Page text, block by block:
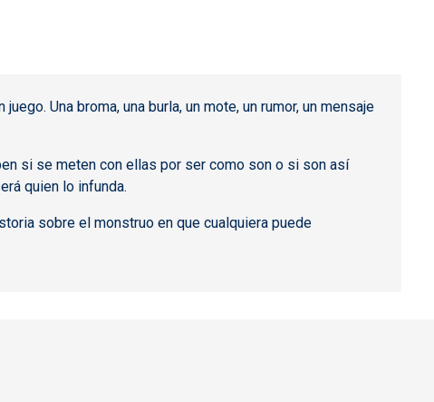
Una broma, una burla, un mote, un rumor, un mensaje
si se meten con ellas por ser como son o si son así
quien lo infunda.
sobre el monstruo en que cualquiera puede